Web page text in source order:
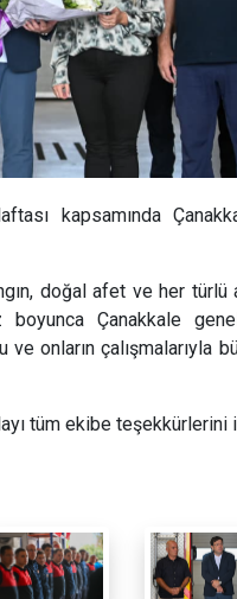
kapsamında
doğal afet ve her türlü
Çanakkale
onların çalışmalarıyla
tüm ekibe teşekkürlerini